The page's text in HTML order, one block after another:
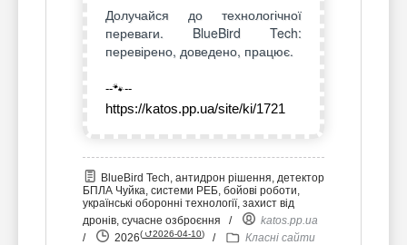
Долучайся до технологічної
переваги. BlueBird Tech:
перевірено, доведено, працює.
--🐾--
https://katos.pp.ua/site/ki/1721
BlueBird Tech, антидрон рішення, детектор
БПЛА Чуйка, системи РЕБ, бойові роботи,
українські оборонні технології, захист від
дронів, сучасне озброєння /
katos.pp.ua
/
2026( ⮍2026-04-10) / Класні сайти